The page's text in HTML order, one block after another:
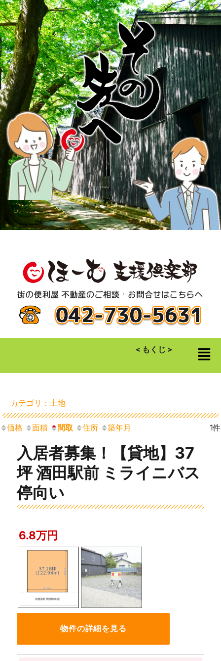
< もくじ >
カテゴリ：土地
価格 面積 間取 住所 築年月 1件
入居者募集！【貸地】37
坪 酒田駅前 ミライニバス
停向い
6.8万円
物件の詳細を見る